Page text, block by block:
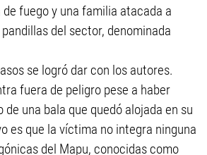
fuego y una familia atacada a
del sector, denominada
se logró dar con los autores.
fuera de peligro pese a haber
una bala que quedó alojada en su
es que la víctima no integra ninguna
del Mapu, conocidas como